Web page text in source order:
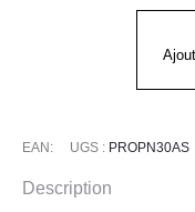
EAN: UGS : PROPN30AS
Description